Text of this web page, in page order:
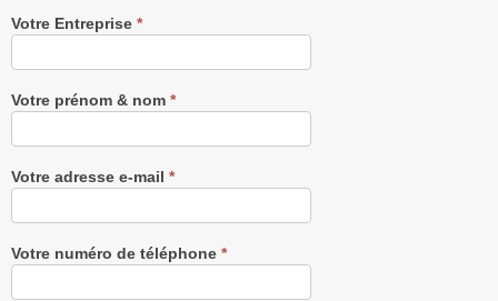
Recevez
notre
gratuitement
Votre Entreprise *
Votre prénom & nom *
Votre adresse e-mail *
Votre numéro de téléphone *